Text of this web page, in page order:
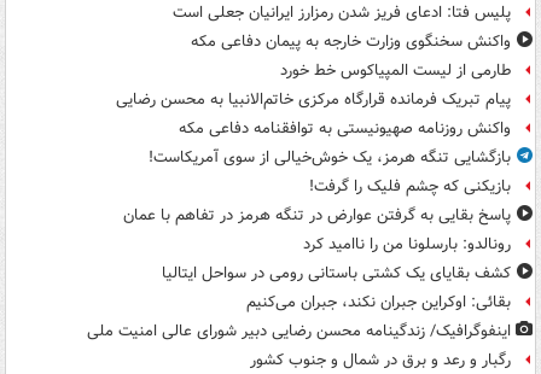
پلیس فتا: ادعای فریز شدن رمزارز ایرانیان جعلی است
واکنش سخنگوی وزارت خارجه به پیمان دفاعی مکه
طارمی از لیست المپیاکوس خط خورد
پیام تبریک فرمانده قرارگاه مرکزی خاتم‌الانبیا به محسن رضایی
واکنش روزنامه صهیونیستی به توافقنامه دفاعی مکه
بازگشایی تنگه هرمز، یک خوش‌خیالی از سوی آمریکاست!
بازیکنی که چشم فلیک را گرفت!
پاسخ بقایی به گرفتن عوارض در تنگه هرمز در تفاهم با عمان
رونالدو: بارسلونا من را ناامید کرد
کشف بقایای یک کشتی باستانی رومی در سواحل ایتالیا
بقائی: اوکراین جبران نکند، جبران می‌کنیم
اینفوگرافیک/ زندگینامه محسن رضایی دبیر شورای عالی امنیت‌ ملی
رگبار و رعد و برق در شمال و جنوب کشور